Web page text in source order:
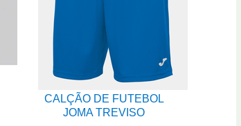
CALÇÃO DE FUTEBOL
JOMA TREVISO